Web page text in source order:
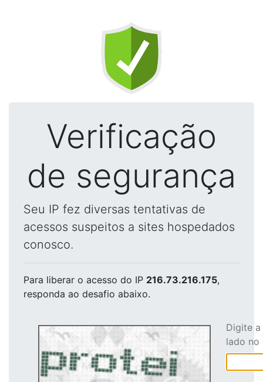
Verificação
de segurança
Seu IP fez diversas tentativas de
acessos suspeitos a sites hospedados
conosco.
Para liberar o acesso do IP 216.73.216.175,
responda ao desafio abaixo.
Digite
lado no